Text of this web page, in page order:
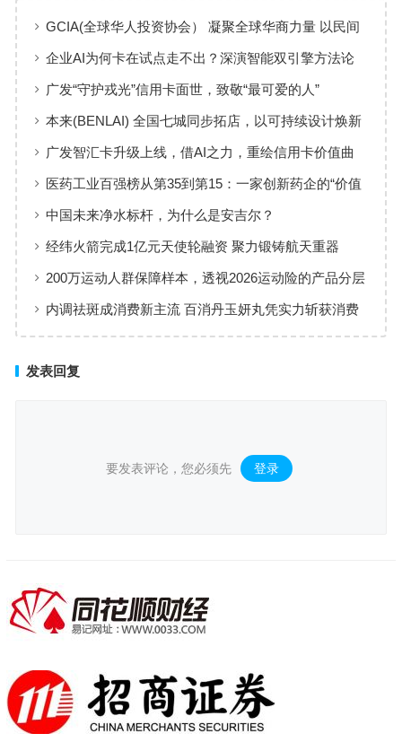
GCIA(全球华人投资协会） 凝聚全球华商力量 以民间
交流赋能从业者共同成长
企业AI为何卡在试点走不出？深演智能双引擎方法论
回答：卡点不在模型，而在使用方式
广发“守护戎光”信用卡面世，致敬“最可爱的人”
本来(BENLAI) 全国七城同步拓店，以可持续设计焕新
品牌体验
广发智汇卡升级上线，借AI之力，重绘信用卡价值曲
线
医药工业百强榜从第35到第15：一家创新药企的“价值
增长”样本
中国未来净水标杆，为什么是安吉尔？
经纬火箭完成1亿元天使轮融资 聚力锻铸航天重器
200万运动人群保障样本，透视2026运动险的产品分层
与适配逻辑
内调祛斑成消费新主流 百消丹玉妍丸凭实力斩获消费
发表回复
要发表评论，您必须先 登录 。